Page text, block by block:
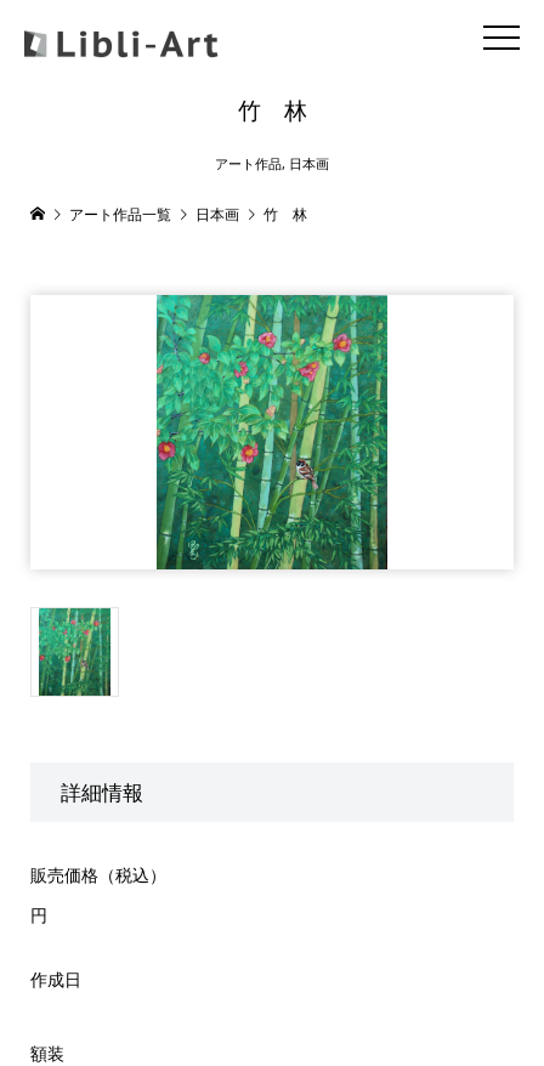
竹 林
アート作品, 日本画
アート作品一覧 日本画 竹 林
詳細情報
販売価格（税込）
円
作成日
額装